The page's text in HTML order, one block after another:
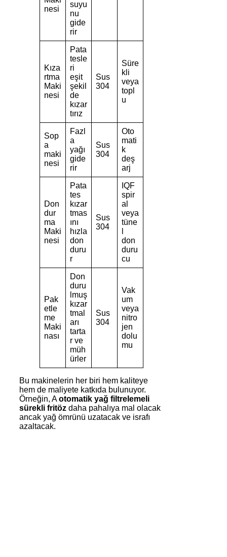
nesi
suyu
nu
gide
rir
Kıza
rtma
Maki
nesi
Pata
tesle
ri
eşit
şekil
de
kızar
tırız
Sus
304
Süre
kli
veya
topl
u
Sop
a
maki
nesi
Fazl
a
yağı
gide
rir
Sus
304
Oto
mati
k
deş
arj
Don
dur
ma
Maki
nesi
Pata
tes
kızar
tmas
ını
hızla
don
duru
r
Sus
304
IQF
spir
al
veya
tüne
don
duru
cu
Pak
etle
me
Maki
nası
Don
duru
lmuş
kızar
tmal
arı
tarta
r ve
müh
ürler
Sus
304
Vak
um
veya
nitro
jen
dolu
mu
Bu makinelerin her biri hem kaliteye
hem de maliyete katkıda bulunuyor.
Örneğin, Aotomatik yağ filtrelemeli
sürekli fritöz daha pahalıya mal olacak
ancak yağ ömrünü uzatacak ve israfı
azaltacak.